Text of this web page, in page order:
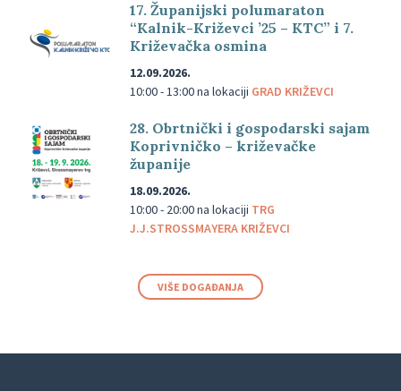
17. Županijski polumaraton
“Kalnik-Križevci ’25 – KTC” i 7.
Križevačka osmina
12.09.2026.
10:00 - 13:00na lokaciji GRAD KRIŽEVCI
28. Obrtnički i gospodarski sajam
Koprivničko – križevačke
županije
18.09.2026.
10:00 - 20:00na lokaciji TRG
J.J.STROSSMAYERA KRIŽEVCI
VIŠE DOGAĐANJA